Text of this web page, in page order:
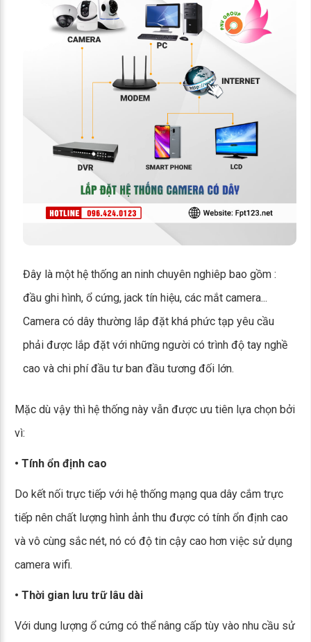
Đây là một hệ thống an ninh chuyên nghiêp bao gồm :
đầu ghi hình, ổ cứng, jack tín hiệu, các mắt camera...
Camera có dây thường lắp đặt khá phức tạp yêu cầu
phải được lắp đặt với những người có trình độ tay nghề
cao và chi phí đầu tư ban đầu tương đối lớn.
Mặc dù vậy thì hệ thống này vẫn được ưu tiên lựa chọn bởi
vì:
• Tính ổn định cao
Do kết nối trực tiếp với hệ thống mạng qua dây cắm trực
tiếp nên chất lượng hình ảnh thu được có tính ổn định cao
và vô cùng sắc nét, nó có độ tin cậy cao hơn việc sử dụng
camera wifi.
• Thời gian lưu trữ lâu dài
Với dung lượng ổ cứng có thể nâng cấp tùy vào nhu cầu sử